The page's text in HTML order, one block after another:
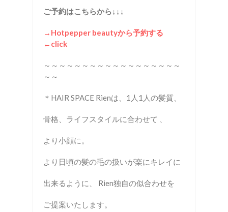
ご予約はこちらから↓↓↓
→Hotpepper beautyから予約する
←click
～～～～～～～～～～～～～～～～～～
～～
＊HAIR SPACE Rienは、1人1人の髪質、
骨格、ライフスタイルに合わせて 、
より小顔に。
より日頃の髪の毛の扱いが楽にキレイに
出来るように、 Rien独自の似合わせを
ご提案いたします。